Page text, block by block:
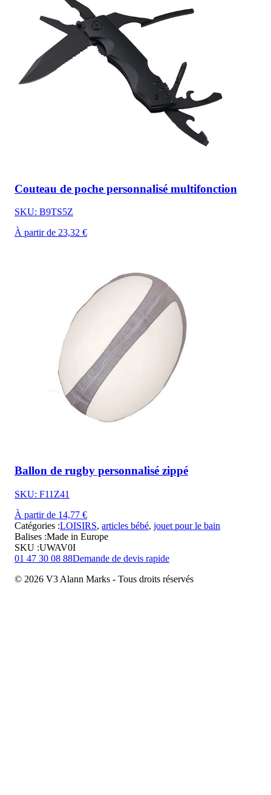
Couteau de poche personnalisé multifonction
SKU: B9TS5Z
À partir de 23,32 €
Ballon de rugby personnalisé zippé
SKU: F11Z41
À partir de 14,77 €
Catégories :LOISIRS, articles bébé, jouet pour le bain
Balises :Made in Europe
SKU :UWAV0I
01 47 30 08 88Demande de devis rapide
© 2026 V3 Alann Marks - Tous droits réservés